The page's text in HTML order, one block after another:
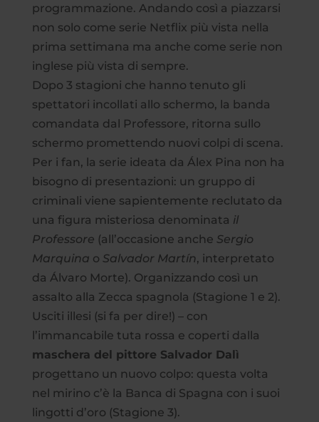
programmazione. Andando così a piazzarsi
non solo come serie Netflix più vista nella
prima settimana ma anche come serie non
inglese più vista di sempre.
Dopo 3 stagioni che hanno tenuto gli
spettatori incollati allo schermo, la banda
comandata dal Professore, ritorna sullo
schermo promettendo nuovi colpi di scena.
Per i fan, la serie ideata da Álex Pina non ha
bisogno di presentazioni: un gruppo di
criminali viene sapientemente reclutato da
una figura misteriosa denominata il
Professore (all’occasione anche Sergio
Marquina o Salvador Martín, interpretato
da Álvaro Morte). Organizzando così un
assalto alla Zecca spagnola (Stagione 1 e 2).
Usciti illesi (si fa per dire!) – con
l’immancabile tuta rossa e coperti dalla
maschera del pittore Salvador Dalì
progettano un nuovo colpo: questa volta
nel mirino c’è la Banca di Spagna con i suoi
lingotti d’oro (Stagione 3).